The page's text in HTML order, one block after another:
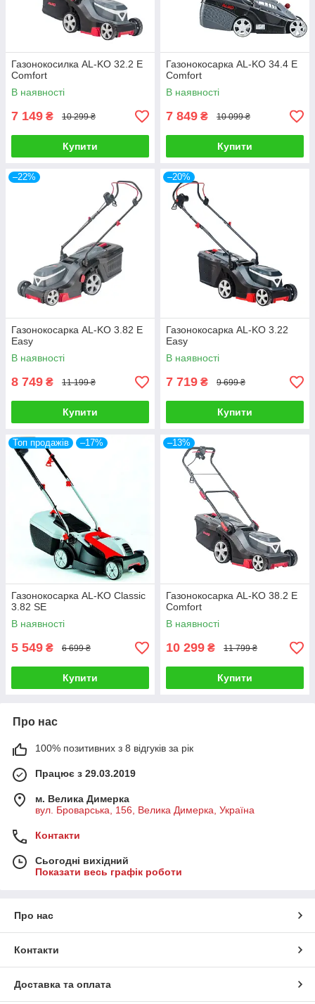
Газонокосилка AL-KO 32.2 E
Comfort
В наявності
7 149 ₴ 10 299 ₴
Купити
Газонокосарка AL-KO 34.4 E
Comfort
В наявності
7 849 ₴ 10 099 ₴
Купити
–22%
Газонокосарка AL-KO 3.82 E
Easy
В наявності
8 749 ₴ 11 199 ₴
Купити
–20%
Газонокосарка AL-KO 3.22
Easy
В наявності
7 719 ₴ 9 699 ₴
Купити
Топ продажів –17%
Газонокосарка AL-KO Classic
3.82 SE
В наявності
5 549 ₴ 6 699 ₴
Купити
–13%
Газонокосарка AL-KO 38.2 E
Comfort
В наявності
10 299 ₴ 11 799 ₴
Купити
Про нас
100% позитивних з 8 відгуків за рік
Працює з 29.03.2019
м. Велика Димерка
вул. Броварська, 156, Велика Димерка, Україна
Контакти
Сьогодні вихідний
Показати весь графік роботи
Про нас
Контакти
Доставка та оплата